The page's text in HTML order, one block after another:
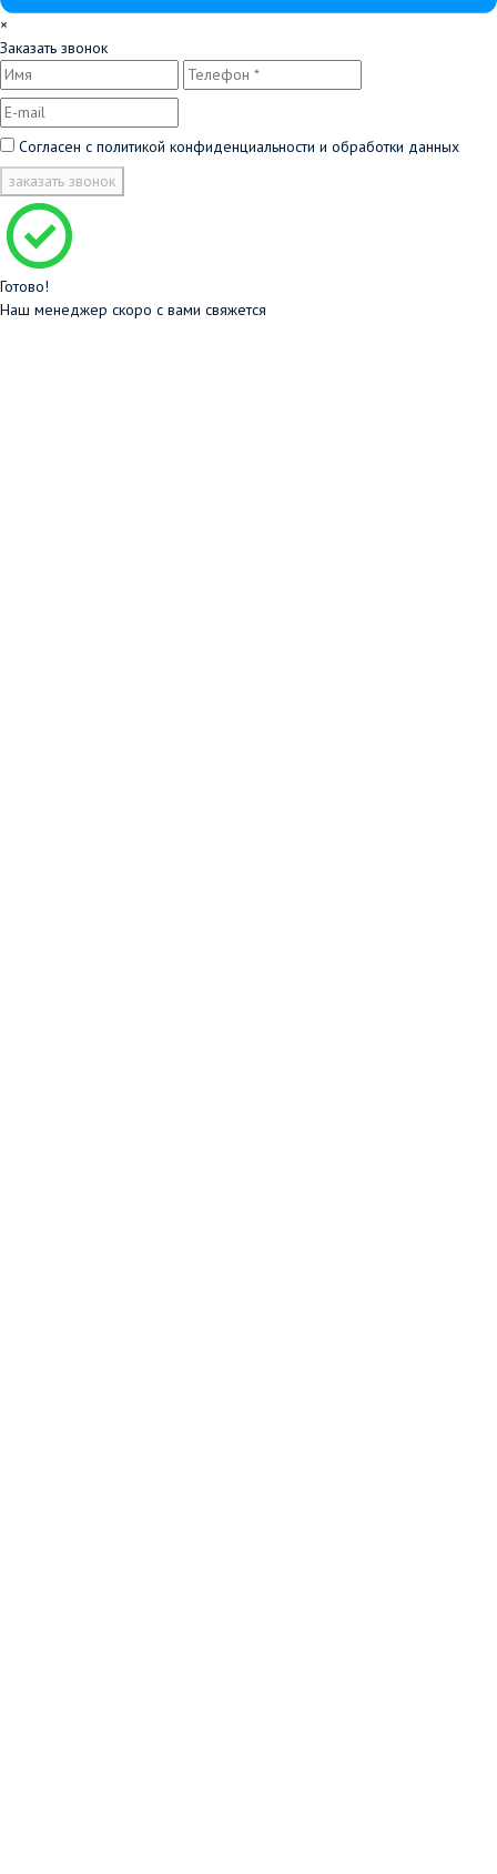
×
Заказать звонок
Согласен с политикой конфиденциальности и обработки данных
заказать звонок
Готово!
Наш менеджер скоро с вами свяжется